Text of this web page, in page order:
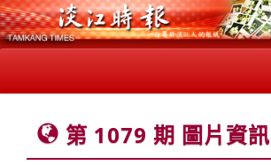
第 1079 期 圖片資訊